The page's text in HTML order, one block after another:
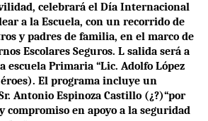
celebrará el Día Internacional
a la Escuela, con un recorrido de
y padres de familia, en el marco de
Escolares Seguros. L salida será a
escuela Primaria “Lic. Adolfo López
El programa incluye un
Antonio Espinoza Castillo (¿?)“por
compromiso en apoyo a la seguridad